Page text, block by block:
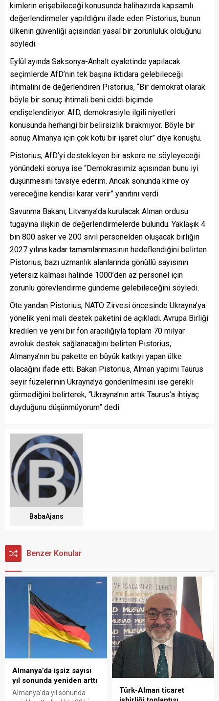
kimlerin erişebileceği konusunda halihazırda kapsamlı
değerlendirmeler yapıldığını ifade eden Pistorius, bunun
ülkenin güvenliği açısından yasal bir zorunluluk olduğunu
söyledi.
Eylül ayında Saksonya-Anhalt eyaletinde yapılacak
seçimlerde AfD’nin tek başına iktidara gelebileceği
ihtimalini de değerlendiren Pistorius, “Bir demokrat olarak
böyle bir sonuç ihtimali beni ciddi biçimde
endişelendiriyor. AfD, demokrasiyle ilgili niyetleri
konusunda herhangi bir belirsizlik bırakmıyor. Böyle bir
sonuç Almanya için çok kötü bir işaret olur” diye konuştu.
Pistorius, AfD’yi destekleyen bir askere ne söyleyeceği
yönündeki soruya ise “Demokrasimiz açısından bunu iyi
düşünmesini tavsiye ederim. Ancak sonunda kime oy
vereceğine kendisi karar verir” yanıtını verdi.
Savunma Bakanı, Litvanya’da kurulacak Alman ordusu
tugayına ilişkin de değerlendirmelerde bulundu. Yaklaşık 4
bin 800 asker ve 200 sivil personelden oluşacak birliğin
2027 yılına kadar tamamlanmasının hedeflendiğini belirten
Pistorius, bazı uzmanlık alanlarında gönüllü sayısının
yetersiz kalması halinde 1000’den az personel için
zorunlu görevlendirme gündeme gelebileceğini söyledi.
Öte yandan Pistorius, NATO Zirvesi öncesinde Ukrayna’ya
yönelik yeni mali destek paketini de açıkladı. Avrupa Birliği
kredileri ve yeni bir fon aracılığıyla toplam 70 milyar
avroluk destek sağlanacağını belirten Pistorius,
Almanya’nın bu pakette en büyük katkıyı yapan ülke
olacağını ifade etti. Bakan Pistorius, Alman yapımı Taurus
seyir füzelerinin Ukrayna’ya gönderilmesini ise gerekli
görmediğini belirterek, “Ukrayna’nın artık Taurus’a ihtiyaç
duyduğunu düşünmüyorum” dedi.
BabaAjans
Benzer Konular
Almanya’da işsiz sayısı
yıl sonunda yeniden arttı
Almanya’da yıl sonunda
Türk-Alman ticaret